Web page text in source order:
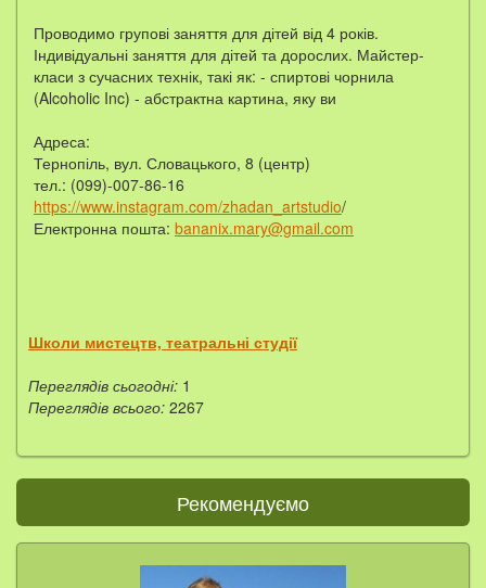
Проводимо групові заняття для дітей від 4 років.
Індивідуальні заняття для дітей та дорослих. Майстер-
класи з сучасних технік, такі як: - спиртові чорнила
(Alcoholic Inc) - абстрактна картина, яку ви
Адреса:
Тернопіль, вул. Словацького, 8 (центр)
тел.: (099)-007-86-16
https://www.instagram.com/zhadan_artstudio/
Електронна пошта: bananix.mary@gmail.com
Школи мистецтв, театральні студії
Переглядів сьогодні: 1
Переглядів всього: 2267
Рекомендуємо